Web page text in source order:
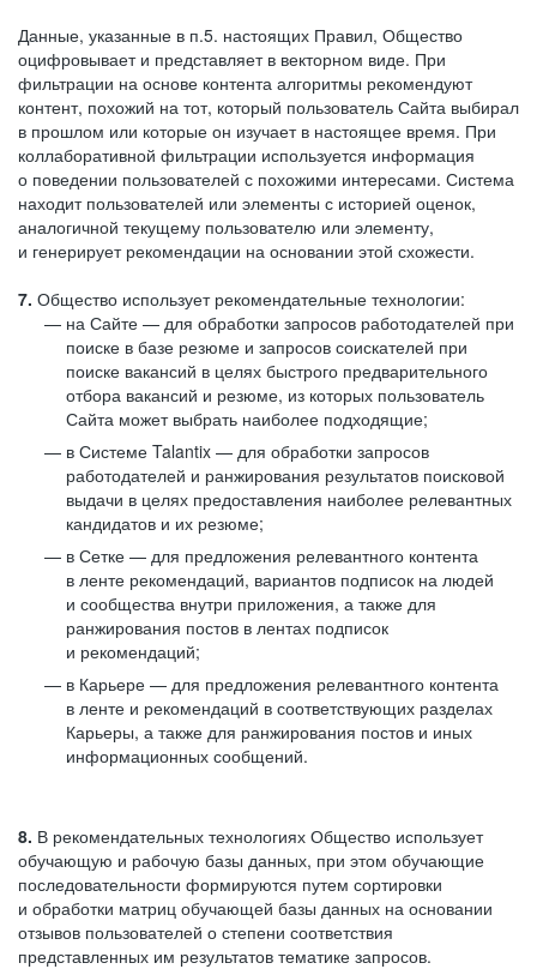
Данные, указанные в п.5. настоящих Правил, Общество
оцифровывает и представляет в векторном виде. При
фильтрации на основе контента алгоритмы рекомендуют
контент, похожий на тот, который пользователь Сайта выбирал
в прошлом или которые он изучает в настоящее время. При
коллаборативной фильтрации используется информация
о поведении пользователей с похожими интересами. Система
находит пользователей или элементы с историей оценок,
аналогичной текущему пользователю или элементу,
и генерирует рекомендации на основании этой схожести.
7. Общество использует рекомендательные технологии:
на Сайте — для обработки запросов работодателей при
поиске в базе резюме и запросов соискателей при
поиске вакансий в целях быстрого предварительного
отбора вакансий и резюме, из которых пользователь
Сайта может выбрать наиболее подходящие;
в Системе Talantix — для обработки запросов
работодателей и ранжирования результатов поисковой
выдачи в целях предоставления наиболее релевантных
кандидатов и их резюме;
в Сетке — для предложения релевантного контента
в ленте рекомендаций, вариантов подписок на людей
и сообщества внутри приложения, а также для
ранжирования постов в лентах подписок
и рекомендаций;
в Карьере — для предложения релевантного контента
в ленте и рекомендаций в соответствующих разделах
Карьеры, а также для ранжирования постов и иных
информационных сообщений.
8. В рекомендательных технологиях Общество использует
обучающую и рабочую базы данных, при этом обучающие
последовательности формируются путем сортировки
и обработки матриц обучающей базы данных на основании
отзывов пользователей о степени соответствия
представленных им результатов тематике запросов.